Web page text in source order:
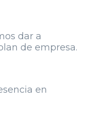
dar a
de empresa.
en